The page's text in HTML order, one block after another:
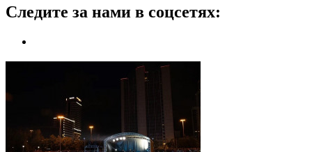
Следите за нами в соцсетях: